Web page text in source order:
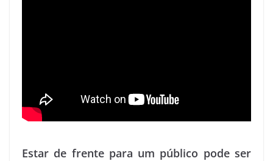
Estar de frente para um público pode ser